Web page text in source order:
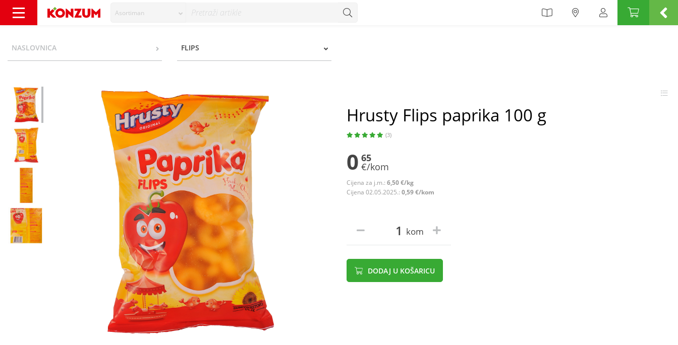
Asortiman
NASLOVNICA FLIPS
Hrusty Flips paprika 100 g
(3)
0 65
€/kom
Cijena za j.m.: 6,50 €/kg
Cijena 02.05.2025.: 0,59 €/kom
kom
DODAJ U KOŠARICU